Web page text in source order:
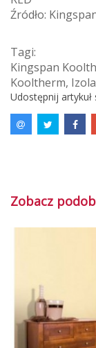
Źródło:
Tagi:
Kingspan
Kooltherm,
Udostępnij
Zobacz